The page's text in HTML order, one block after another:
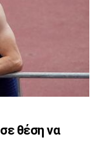
θέση να